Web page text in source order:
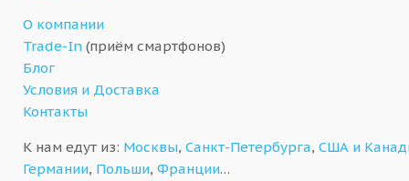
О компании
Trade-In (приём смартфонов)
Блог
Условия и Доставка
Контакты
К нам едут из: Москвы, Санкт-Петербурга, США и
Германии, Польши, Франции…